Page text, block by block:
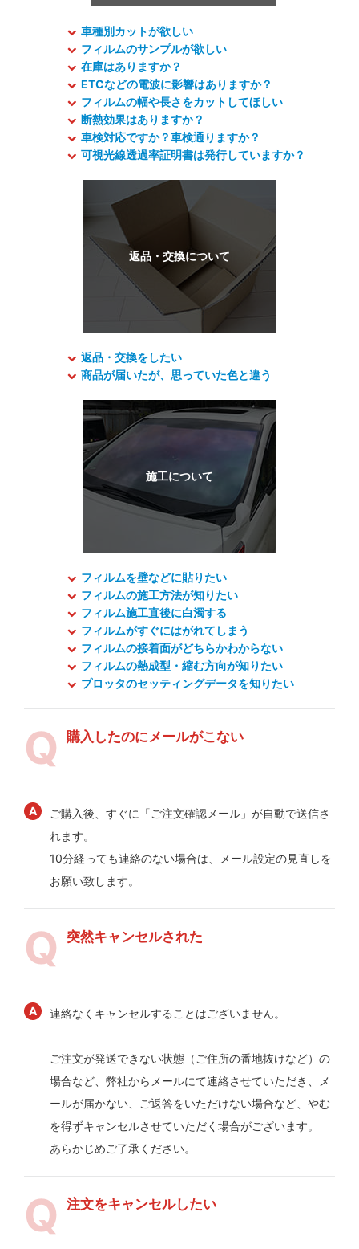
車種別カットが欲しい
フィルムのサンプルが欲しい
在庫はありますか？
ETCなどの電波に影響はありますか？
フィルムの幅や長さをカットしてほしい
断熱効果はありますか？
車検対応ですか？車検通りますか？
可視光線透過率証明書は発行していますか？
返品・交換をしたい
商品が届いたが、思っていた色と違う
フィルムを壁などに貼りたい
フィルムの施工方法が知りたい
フィルム施工直後に白濁する
フィルムがすぐにはがれてしまう
フィルムの接着面がどちらかわからない
フィルムの熱成型・縮む方向が知りたい
プロッタのセッティングデータを知りたい
購入したのにメールがこない
ご購入後、すぐに「ご注文確認メール」が自動で送信さ
れます。
10分経っても連絡のない場合は、メール設定の見直しを
お願い致します。
突然キャンセルされた
連絡なくキャンセルすることはございません。
ご注文が発送できない状態（ご住所の番地抜けなど）の
場合など、弊社からメールにて連絡させていただき、メ
ールが届かない、ご返答をいただけない場合など、やむ
を得ずキャンセルさせていただく場合がございます。
あらかじめご了承ください。
注文をキャンセルしたい